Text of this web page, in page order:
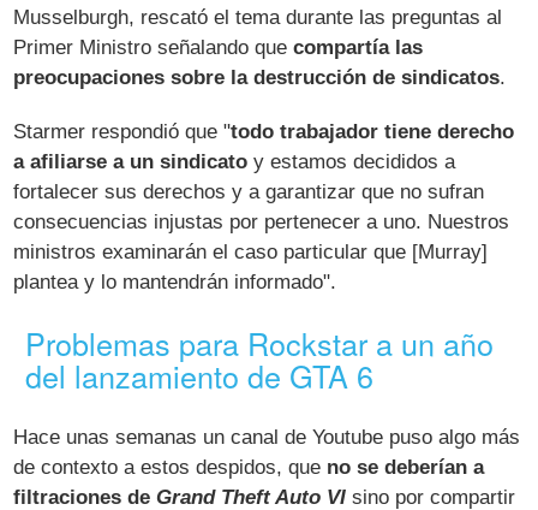
Musselburgh, rescató el tema durante las preguntas al
Primer Ministro señalando quecompartía las
preocupaciones sobre la destrucción de sindicatos.
Starmer respondió que "todo trabajador tiene derecho
a afiliarse a un sindicato y estamos decididos a
fortalecer sus derechos y a garantizar que no sufran
consecuencias injustas por pertenecer a uno. Nuestros
ministros examinarán el caso particular que [Murray]
plantea y lo mantendrán informado".
Problemas para Rockstar a un año
del lanzamiento de GTA 6
Hace unas semanas un canal de Youtube puso algo más
de contexto a estos despidos, que no se deberían a
filtraciones deGrand Theft Auto VI sino por compartir